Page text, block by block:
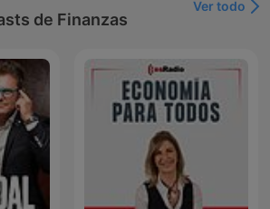
de Finanzas
Ver todo